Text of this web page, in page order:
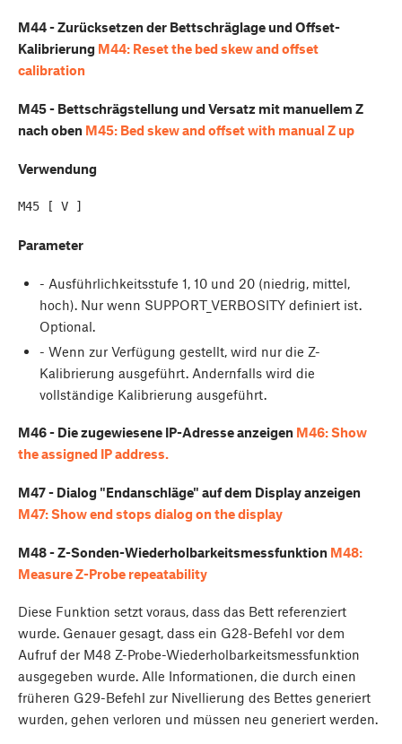
M44 - Zurücksetzen der Bettschräglage und Offset-
Kalibrierung M44: Reset the bed skew and offset
calibration
M45 - Bettschrägstellung und Versatz mit manuellem Z
nach oben M45: Bed skew and offset with manual Z up
Verwendung
Parameter
- Ausführlichkeitsstufe 1, 10 und 20 (niedrig, mittel,
hoch). Nur wenn SUPPORT_VERBOSITY definiert ist.
Optional.
- Wenn zur Verfügung gestellt, wird nur die Z-
Kalibrierung ausgeführt. Andernfalls wird die
vollständige Kalibrierung ausgeführt.
M46 - Die zugewiesene IP-Adresse anzeigen M46: Show
the assigned IP address.
M47 - Dialog "Endanschläge" auf dem Display anzeigen
M47: Show end stops dialog on the display
M48 - Z-Sonden-Wiederholbarkeitsmessfunktion M48:
Measure Z-Probe repeatability
Diese Funktion setzt voraus, dass das Bett referenziert
wurde. Genauer gesagt, dass ein G28-Befehl vor dem
Aufruf der M48 Z-Probe-Wiederholbarkeitsmessfunktion
ausgegeben wurde. Alle Informationen, die durch einen
früheren G29-Befehl zur Nivellierung des Bettes generiert
wurden, gehen verloren und müssen neu generiert werden.